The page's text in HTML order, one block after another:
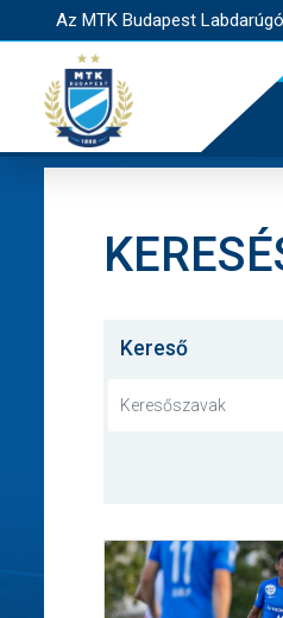
Az MTK Budapest
Kereső